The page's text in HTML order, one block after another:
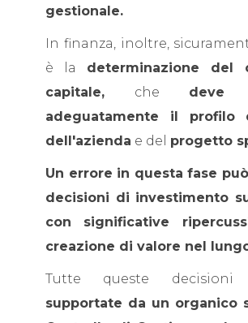
gestionale.
In finanza, inoltre,
è la determinazione del
capitale, che deve
adeguatamente il profilo
dell'azienda e del progetto
Un errore in questa fase
decisioni di investimento
con significative
creazione di valore nel
Tutte queste decisioni
supportate da un organico